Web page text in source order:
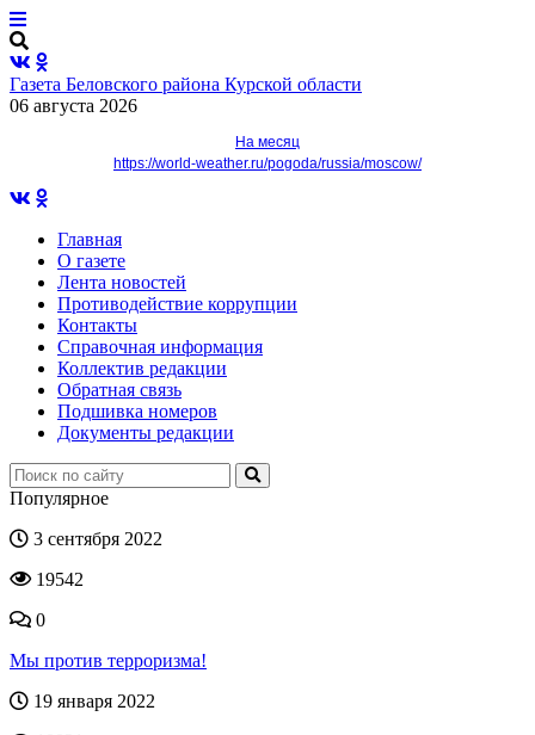
Газета Беловского района Курской области
06 августа 2026
На месяц
https://world-weather.ru/pogoda/russia/moscow/
Главная
О газете
Лента новостей
Противодействие коррупции
Контакты
Справочная информация
Коллектив редакции
Обратная связь
Подшивка номеров
Документы редакции
Популярное
3 сентября 2022
19542
0
Мы против терроризма!
19 января 2022